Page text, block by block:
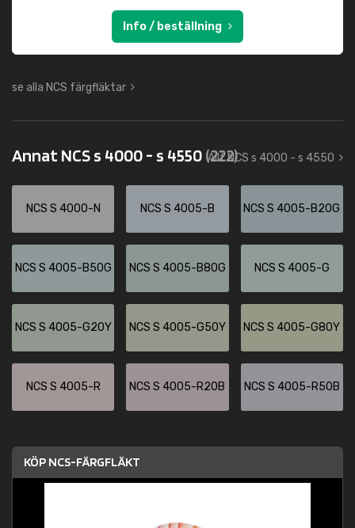
Info / beställning
se alla NCS färgfläktar
Annat NCS s 4000 - s 4550(222)
Allt NCS s 4000 - s 4550
NCS S 4000-N NCS S 4005-B NCS S 4005-B20G
NCS S 4005-B50G NCS S 4005-B80G NCS S 4005-G
NCS S 4005-G20Y NCS S 4005-G50Y NCS S 4005-G80Y
NCS S 4005-R NCS S 4005-R20B NCS S 4005-R50B
KÖP NCS-FÄRGFLÄKT